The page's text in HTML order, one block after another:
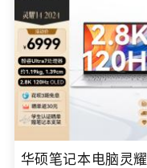
华硕笔记本电脑灵